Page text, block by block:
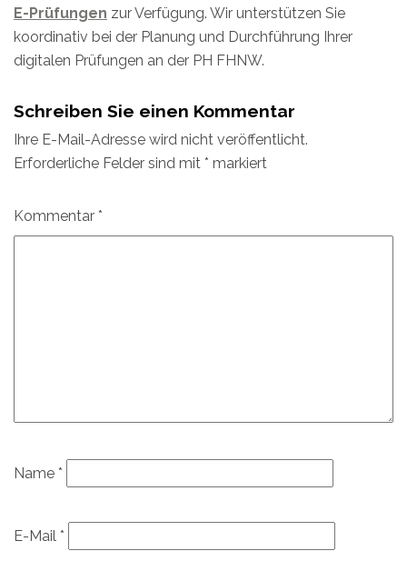
E-Prüfungen zur Verfügung. Wir unterstützen Sie
koordinativ bei der Planung und Durchführung Ihrer
digitalen Prüfungen an der PH FHNW.
Schreiben Sie einen Kommentar
Ihre E-Mail-Adresse wird nicht veröffentlicht.
Erforderliche Felder sind mit * markiert
Kommentar *
Name *
E-Mail *